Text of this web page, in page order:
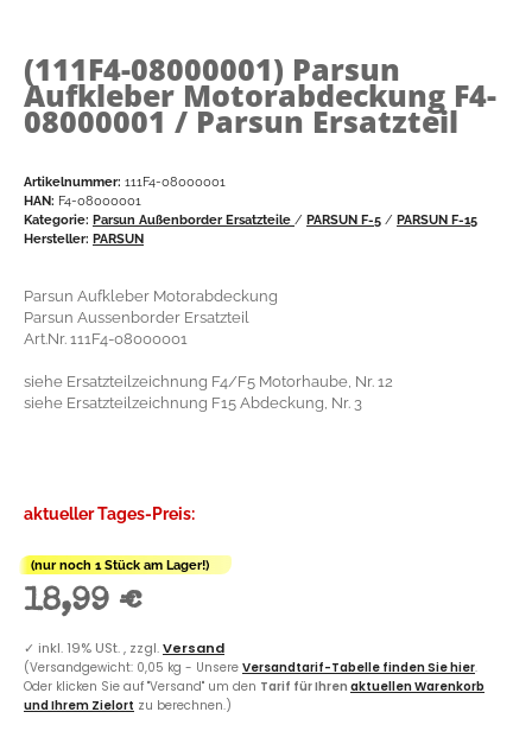
(111F4-08000001) Parsun
Aufkleber Motorabdeckung F4-
08000001 / Parsun Ersatzteil
Artikelnummer: 111F4-08000001
HAN: F4-08000001
Kategorie: Parsun Außenborder Ersatzteile / PARSUN F-5 / PARSUN F-15
Hersteller: PARSUN
Parsun Aufkleber Motorabdeckung
Parsun Aussenborder Ersatzteil
Art.Nr. 111F4-08000001
siehe Ersatzteilzeichnung F4/F5 Motorhaube, Nr. 12
siehe Ersatzteilzeichnung F15 Abdeckung, Nr. 3
aktueller Tages-Preis:
(nur noch 1 Stück am Lager!)
18,99 €
✓ inkl. 19% USt. , zzgl.Versand
(Versandgewicht: 0,05 kg - Unsere Versandtarif-Tabelle finden Sie hier.
Oder klicken Sie auf "Versand" um den Tarif für Ihren aktuellen Warenkorb
und Ihrem Zielort zu berechnen.)